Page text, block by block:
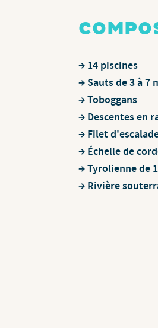
14 piscines
Sauts de 3 à 7
Toboggans
Descentes en
Filet
Échelle de
Tyrolienne de
Rivière